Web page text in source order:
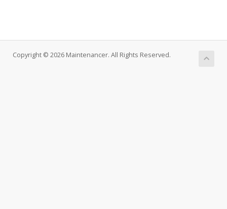
Copyright © 2026 Maintenancer. All Rights Reserved.